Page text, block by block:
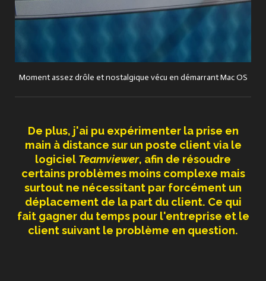
Moment assez drôle et nostalgique vécu en démarrant Mac OS
De plus, j'ai pu expérimenter la prise en
main à distance sur un poste client via le
logiciel Teamviewer, afin de résoudre
certains problèmes moins complexe mais
surtout ne nécessitant par forcément un
déplacement de la part du client. Ce qui
fait gagner du temps pour l'entreprise et le
client suivant le problème en question.